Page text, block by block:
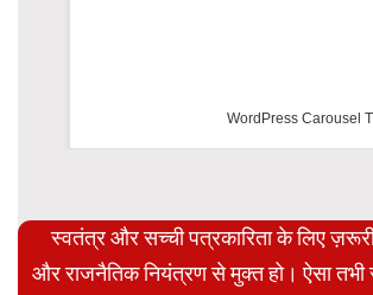
WordPress Carousel
स्वतंत्र और सच्ची पत्रकारिता के लिए ज़रूरी
और राजनैतिक नियंत्रण से मुक्त हो। ऐसा